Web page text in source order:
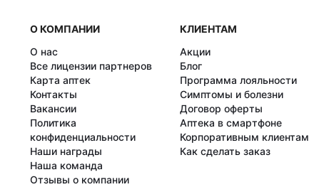
О КОМПАНИИ
О нас
Все лицензии партнеров
Карта аптек
Контакты
Вакансии
Политика
конфиденциальности
Наши награды
Наша команда
Отзывы о компании
КЛИЕНТАМ
Акции
Блог
Программа лояльности
Симптомы и болезни
Договор оферты
Аптека в смартфоне
Корпоративным клиентам
Как сделать заказ